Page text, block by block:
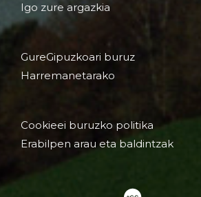
Igo zure argazkia
GureGipuzkoari buruz
Harremanetarako
Cookieei buruzko politika
Erabilpen arau eta baldintzak